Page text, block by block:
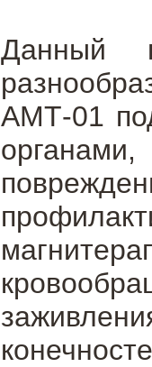
Данный
АМТ-01